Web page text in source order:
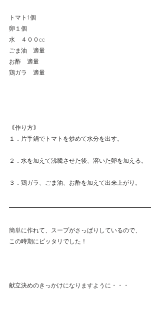
トマト1個
卵１個
水　４００cc
ごま油　適量
お酢　適量
鶏ガラ　適量
｟作り方｠
１．片手鍋でトマトを炒めて水分を出す。
２．水を加えて沸騰させた後、溶いた卵を加える。
３．鶏ガラ、ごま油、お酢を加えて出来上がり。
簡単に作れて、スープがさっぱりしているので、
この時期にピッタリでした！
献立決めのきっかけになりますように・・・